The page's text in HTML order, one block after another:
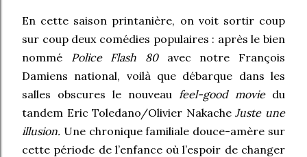
En cette saison printanière, on voit sortir coup
sur coup deux comédies populaires : après le bien
nommé
Police Flash 80avec notre François
Damiens national, voilà que débarque dans les
salles obscures le nouveau feel-good moviedu
tandem Eric Toledano/Olivier NakacheJuste une
illusion. Une chronique familiale douce-amère sur
cette période de l’enfance où l’espoir de changer